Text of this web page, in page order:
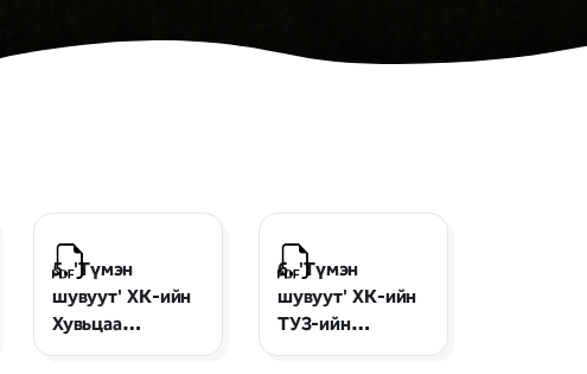
5. 'Түмэн
шувуут' ХК-ийн
Хувьцаа
эзэмшигчдийн
6. 'Түмэн
шувуут' ХК-ийн
ТУЗ-ийн
дэргэдэх Ёс зүйн